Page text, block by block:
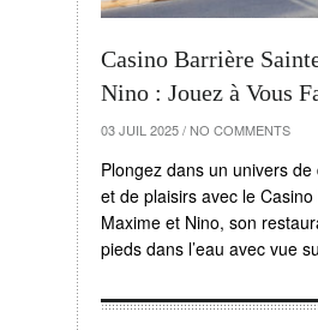
Casino Barrière
Nino : Jouez à Vous
03 JUIL 2025 / NO COMMENTS
Plongez dans un univers
et de plaisirs avec le
Maxime et Nino, son
pieds dans l’eau avec vue